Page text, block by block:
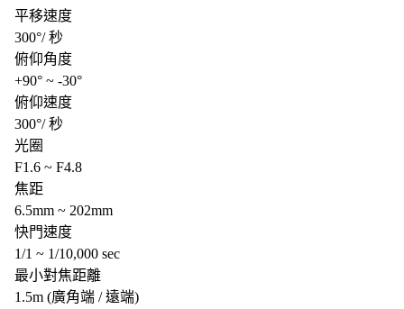
平移速度
300°/ 秒
俯仰角度
+90° ~ -30°
俯仰速度
300°/ 秒
光圈
F1.6 ~ F4.8
焦距
6.5mm ~ 202mm
快門速度
1/1 ~ 1/10,000 sec
最小對焦距離
1.5m (廣角端 / 遠端)